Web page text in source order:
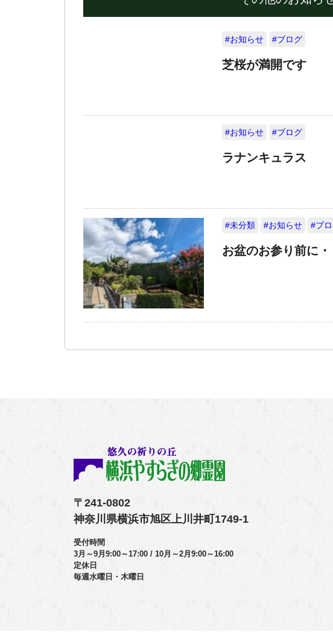
#お知らせ #ブログ
芝桜が満開です
#お知らせ #ブログ
ラナンキュラス
#未分類 #お知らせ #ブ
お盆のお参り前に・
〒241-0802
神奈川県横浜市旭区上川井町1749-1
受付時間
3月～9月9:00～17:00 / 10月～2月9:00～16:00
定休日
毎週水曜日・木曜日